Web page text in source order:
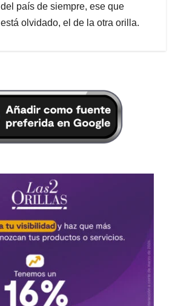
del país de siempre, ese que
está olvidado, el de la otra orilla.